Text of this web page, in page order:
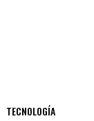
TECNOLOGÍA